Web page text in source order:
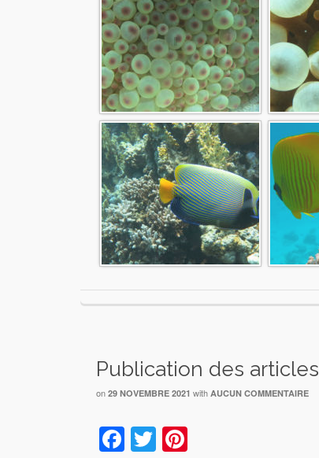
Publication des articles
on 29 NOVEMBRE 2021 with AUCUN COMMENTAIRE
Facebook
Twitter